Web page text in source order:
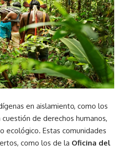
en aislamiento, como los
de derechos humanos,
ecológico. Estas comunidades
como los de la Oficina del